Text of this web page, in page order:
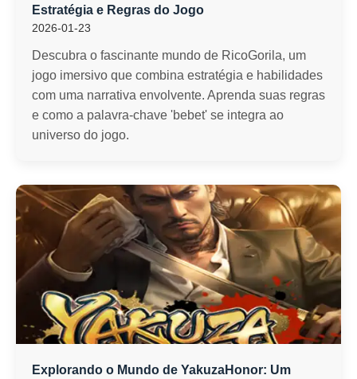
Estratégia e Regras do Jogo
2026-01-23
Descubra o fascinante mundo de RicoGorila, um
jogo imersivo que combina estratégia e habilidades
com uma narrativa envolvente. Aprenda suas regras
e como a palavra-chave 'bebet' se integra ao
universo do jogo.
Explorando o Mundo de YakuzaHonor: Um